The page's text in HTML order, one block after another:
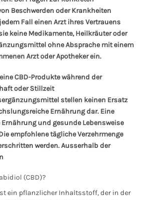
Beschwerden oder Krankheiten
Fall einen Arzt ihres Vertrauens
keine Medikamente, Heilkräuter oder
ohne Absprache mit einem
Arzt oder Apotheker ein.
CBD-Produkte während der
oder Stillzeit
stellen keinen Ersatz
Ernährung dar. Eine
Ernährung und gesunde Lebensweise
empfohlene tägliche Verzehrmenge
werden. Ausserhalb der
(CBD)?
ein pflanzlicher Inhaltsstoff, der in der